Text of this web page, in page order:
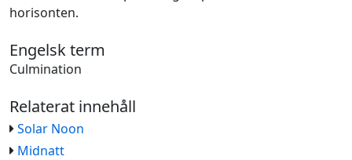
horisonten.
Engelsk term
Culmination
Relaterat innehåll
Solar Noon
Midnatt